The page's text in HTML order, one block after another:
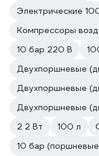
Электрические
10 бар 220 В
Двухпоршневые
Двухпоршневые
Двухпоршневые
2 2 Вт
100 л
10 бар